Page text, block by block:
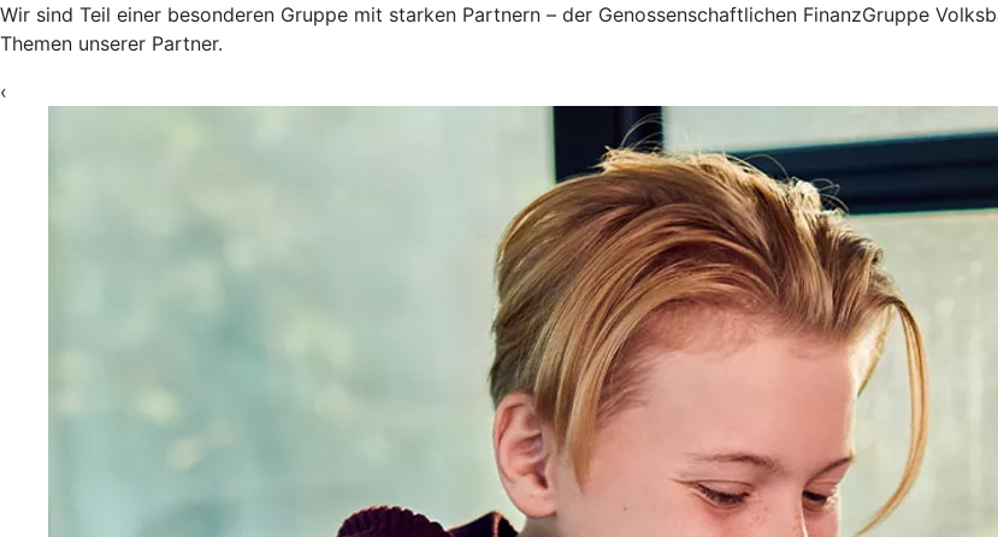
Wir sind Teil einer besonderen Gruppe mit starken Partnern – der Genossenschaftlichen FinanzGruppe
Themen unserer Partner.
‹